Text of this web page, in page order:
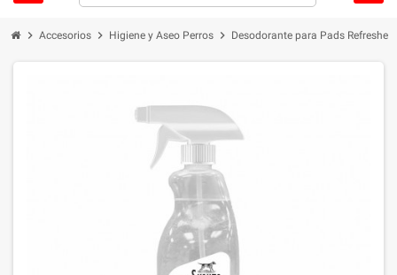
chevron_right Accesorios chevron_right Higiene y Aseo Perros chevron_right Desodorante para Pads Refresher